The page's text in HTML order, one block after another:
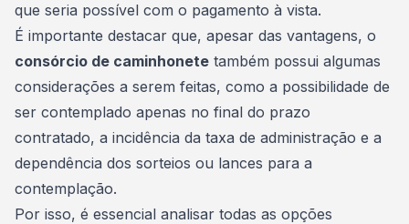
que seria possível com o pagamento à vista.
É importante destacar que, apesar das vantagens, o
consórcio de caminhonete também possui algumas
considerações a serem feitas, como a possibilidade de
ser contemplado apenas no final do prazo
contratado, a incidência da taxa de administração e a
dependência dos sorteios ou lances para a
contemplação.
Por isso, é essencial analisar todas as opções